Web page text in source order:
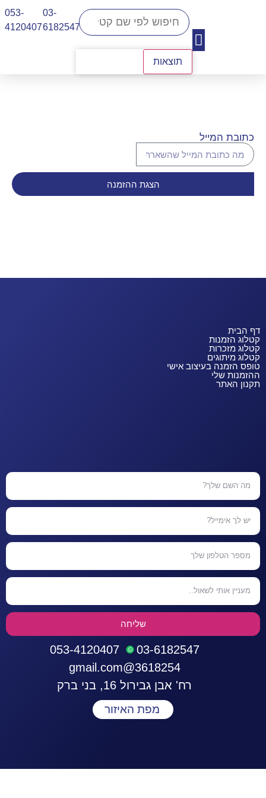
תוצאות
03-
6182547
053-
4120407​
כתובת המייל
הצגת ההזמנה
דף הבית
קטלוג הזמנות
קטלוג מזכרות
קטלוג מיתוגים
טופס הזמנה בעיצוב אישי
ההזמנות שלי
תקנון האתר
שליחה
03-6182547
053-4120407
3618254@gmail.com
רח' אבן גבירול 16, בני ברק
מפת האיזור